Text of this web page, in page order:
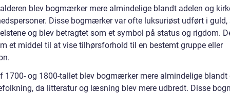
blev bogmærker mere almindelige blandt adelen og
Disse bogmærker var ofte luksuriøst udført i guld,
og blev betragtet som et symbol på status og rigdom.
et middel til at vise tilhørsforhold til en bestemt gruppe eller
1700- og 1800-tallet blev bogmærker mere almindelige blandt
da litteratur og læsning blev mere udbredt. Disse